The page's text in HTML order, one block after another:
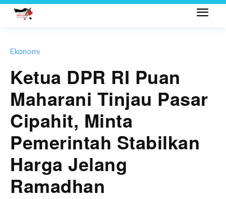
Ekonomi
Ketua DPR RI Puan
Maharani Tinjau Pasar
Cipahit, Minta
Pemerintah Stabilkan
Harga Jelang
Ramadhan